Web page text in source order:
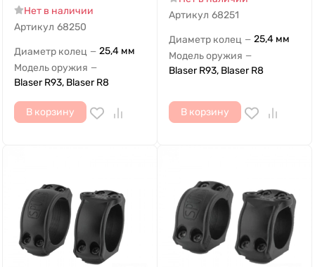
Нет в наличии
Артикул 68250
Диаметр колец — 25,4 мм
Модель оружия —
Blaser R93, Blaser R8
В корзину
Артикул 68251
Диаметр колец — 25,4 мм
Модель оружия —
Blaser R93, Blaser R8
В корзину